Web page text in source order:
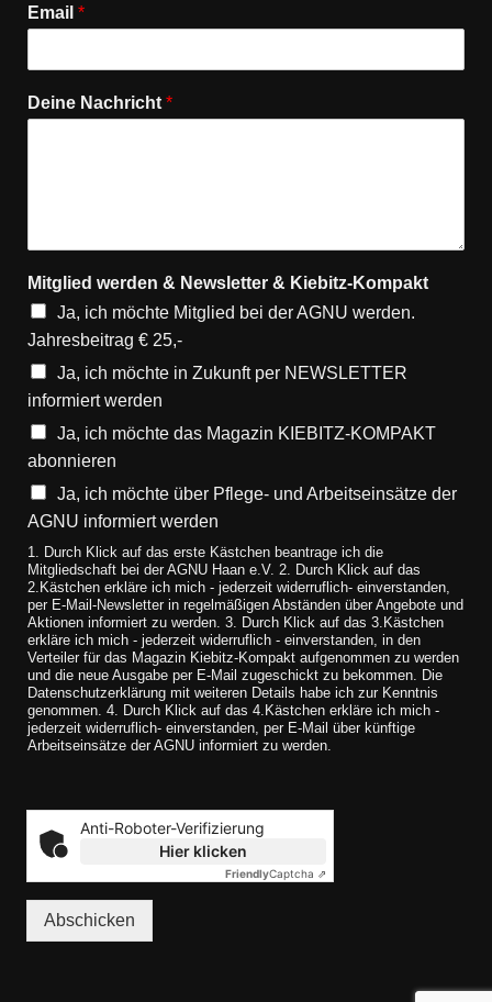
Email *
Deine Nachricht *
Mitglied werden & Newsletter & Kiebitz-Kompakt
Ja, ich möchte Mitglied bei der AGNU werden.
Jahresbeitrag € 25,-
Ja, ich möchte in Zukunft per NEWSLETTER
informiert werden
Ja, ich möchte das Magazin KIEBITZ-KOMPAKT
abonnieren
Ja, ich möchte über Pflege- und Arbeitseinsätze der
AGNU informiert werden
1. Durch Klick auf das erste Kästchen beantrage ich die
Mitgliedschaft bei der AGNU Haan e.V. 2. Durch Klick auf das
2.Kästchen erkläre ich mich - jederzeit widerruflich- einverstanden,
per E-Mail-Newsletter in regelmäßigen Abständen über Angebote und
Aktionen informiert zu werden. 3. Durch Klick auf das 3.Kästchen
erkläre ich mich - jederzeit widerruflich - einverstanden, in den
Verteiler für das Magazin Kiebitz-Kompakt aufgenommen zu werden
und die neue Ausgabe per E-Mail zugeschickt zu bekommen. Die
Datenschutzerklärung mit weiteren Details habe ich zur Kenntnis
genommen. 4. Durch Klick auf das 4.Kästchen erkläre ich mich -
jederzeit widerruflich- einverstanden, per E-Mail über künftige
Arbeitseinsätze der AGNU informiert zu werden.
Anti-Roboter-Verifizierung
Hier klicken
FriendlyCaptcha ⇗
Abschicken